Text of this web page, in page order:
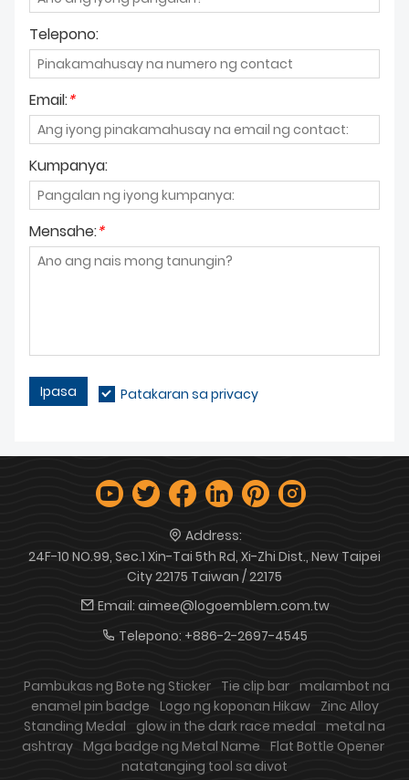
Telepono:
Email:*
Kumpanya:
Mensahe:*
Ipasa Patakaran sa privacy
Address:
24F-10 NO.99, Sec.1 Xin-Tai 5th Rd, Xi-Zhi Dist., New Taipei
City 22175 Taiwan / 22175
Email: aimee@logoemblem.com.tw
Telepono: +886-2-2697-4545
Pambukas ng Bote ng Sticker Tie clip bar malambot na
enamel pin badge Logo ng koponan Hikaw
Zinc Alloy
Standing Medal
glow in the dark race medal metal na
ashtray Mga badge ng Metal Name Flat Bottle Opener
natatanging tool sa divot